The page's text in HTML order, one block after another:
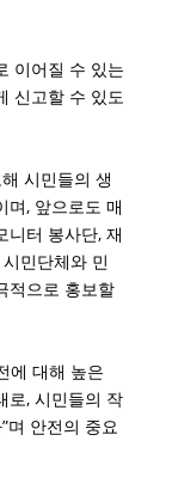
이어질 수 있는
신고할 수 있도
시민들의 생
며, 앞으로도 매
니터 봉사단, 재
민단체와 민
적으로 홍보할
에 대해 높은
로, 시민들의 작
며 안전의 중요